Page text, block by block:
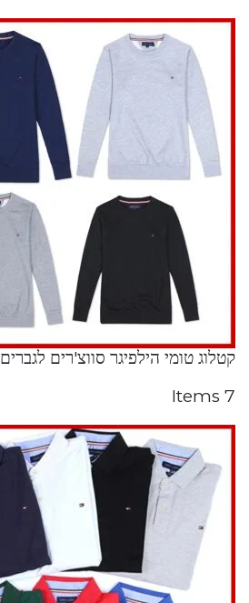
קטלוג טומי הילפיגר סווצ'רים לגברים Tommy Hilfiger
7 Items